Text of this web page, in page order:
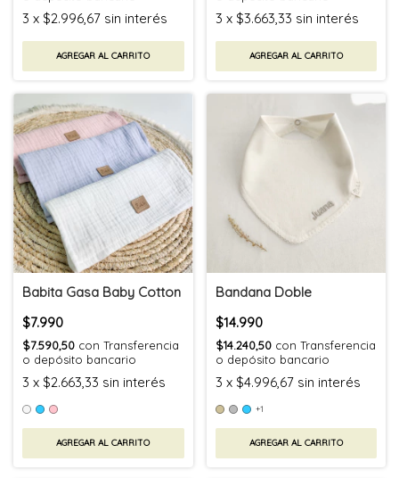
3 x $2.996,67 sin interés
AGREGAR AL CARRITO
3 x $3.663,33 sin interés
AGREGAR AL CARRITO
Babita Gasa Baby Cotton
$7.990
$7.590,50 con Transferencia
o depósito bancario
3 x $2.663,33 sin interés
AGREGAR AL CARRITO
Bandana Doble
$14.990
$14.240,50 con Transferencia
o depósito bancario
3 x $4.996,67 sin interés
+1
AGREGAR AL CARRITO